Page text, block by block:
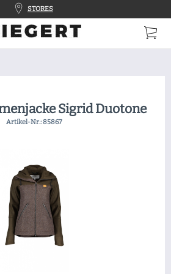
STORES
Sigrid Duotone
Artikel-Nr.:85867